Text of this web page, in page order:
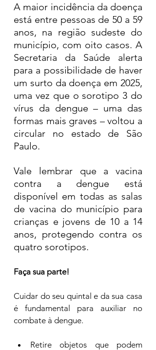
A maior incidência da doença
está entre pessoas de 50 a 59
anos, na região sudeste do
município, com oito casos. A
Secretaria da Saúde alerta
para a possibilidade de haver
um surto da doença em 2025,
uma vez que o sorotipo 3 do
vírus da dengue – uma das
formas mais graves – voltou a
circular no estado de São
Paulo.
Vale lembrar que a vacina
contra a dengue está
disponível em todas as salas
de vacina do município para
crianças e jovens de 10 a 14
anos, protegendo contra os
quatro sorotipos.
Faça sua parte!
Cuidar do seu quintal e da sua casa
é fundamental para auxiliar no
combate à dengue.
Retire objetos que podem